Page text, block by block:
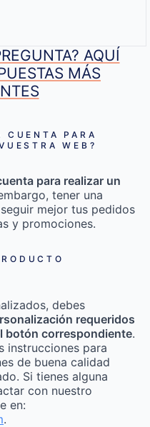
AQUÍ
MÁS
CUENTA PARA
WEB?
para realizar un
tener una
mejor tus pedidos
y promociones.
debes
requeridos
botón correspondiente.
instrucciones para
de buena calidad
Si tienes alguna
con nuestro
en:
.